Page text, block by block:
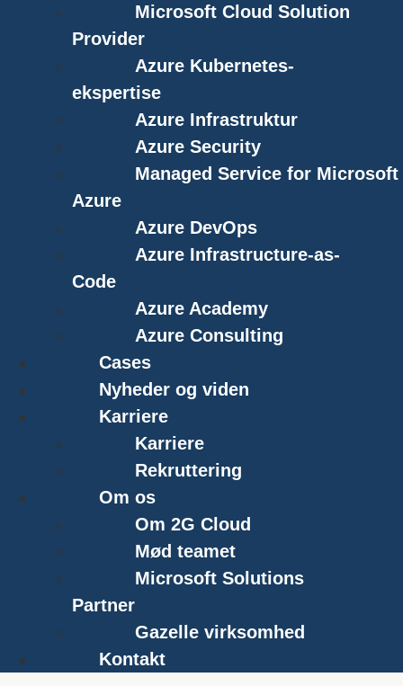
Microsoft Cloud Solution
Provider
Azure Kubernetes-
ekspertise
Azure Infrastruktur
Azure Security
Managed Service for Microsoft
Azure
Azure DevOps
Azure Infrastructure-as-
Code
Azure Academy
Azure Consulting
Cases
Nyheder og viden
Karriere
Karriere
Rekruttering
Om os
Om 2G Cloud
Mød teamet
Microsoft Solutions
Partner
Gazelle virksomhed
Kontakt